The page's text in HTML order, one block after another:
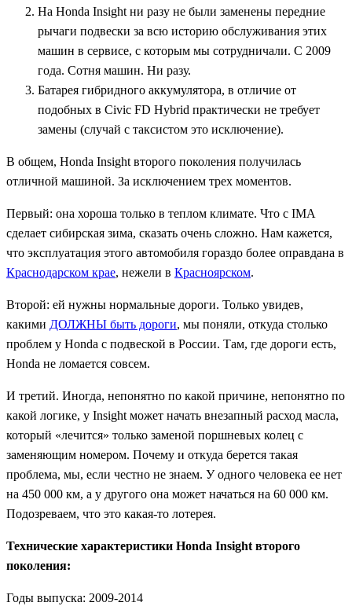
На Honda Insight ни разу не были заменены передние
рычаги подвески за всю историю обслуживания этих
машин в сервисе, с которым мы сотрудничали. С 2009
года. Сотня машин. Ни разу.
Батарея гибридного аккумулятора, в отличие от
подобных в Civic FD Hybrid практически не требует
замены (случай с таксистом это исключение).
В общем, Honda Insight второго поколения получилась
отличной машиной. За исключением трех моментов.
Первый: она хороша только в теплом климате. Что с IMA
сделает сибирская зима, сказать очень сложно. Нам кажется,
что эксплуатация этого автомобиля гораздо более оправдана в
Краснодарском крае, нежели в Красноярском.
Второй: ей нужны нормальные дороги. Только увидев,
какими ДОЛЖНЫ быть дороги, мы поняли, откуда столько
проблем у Honda с подвеской в России. Там, где дороги есть,
Honda не ломается совсем.
И третий. Иногда, непонятно по какой причине, непонятно по
какой логике, у Insight может начать внезапный расход масла,
который «лечится» только заменой поршневых колец с
заменяющим номером. Почему и откуда берется такая
проблема, мы, если честно не знаем. У одного человека ее нет
на 450 000 км, а у другого она может начаться на 60 000 км.
Подозреваем, что это какая-то лотерея.
Технические характеристики Honda Insight второго
поколения:
Годы выпуска: 2009-2014